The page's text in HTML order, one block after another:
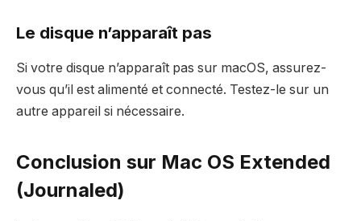
Le disque n’apparaît pas
Si votre disque n’apparaît pas sur macOS, assurez-
vous qu’il est alimenté et connecté. Testez-le sur un
autre appareil si nécessaire.
Conclusion sur Mac OS Extended
(Journaled)